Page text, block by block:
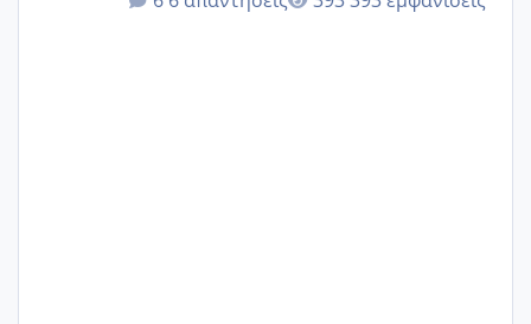
@Zenia z @melitiniღ @Christi.D.